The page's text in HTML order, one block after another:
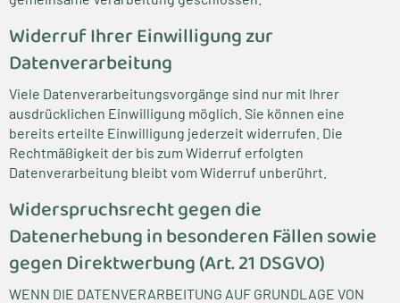
Widerruf Ihrer Einwilligung zur
Datenverarbeitung
Viele Datenverarbeitungsvorgänge sind nur mit Ihrer
ausdrücklichen Einwilligung möglich. Sie können eine
bereits erteilte Einwilligung jederzeit widerrufen. Die
Rechtmäßigkeit der bis zum Widerruf erfolgten
Datenverarbeitung bleibt vom Widerruf unberührt.
Widerspruchsrecht gegen die
Datenerhebung in besonderen Fällen sowie
gegen Direktwerbung (Art. 21 DSGVO)
WENN DIE DATENVERARBEITUNG AUF GRUNDLAGE VON